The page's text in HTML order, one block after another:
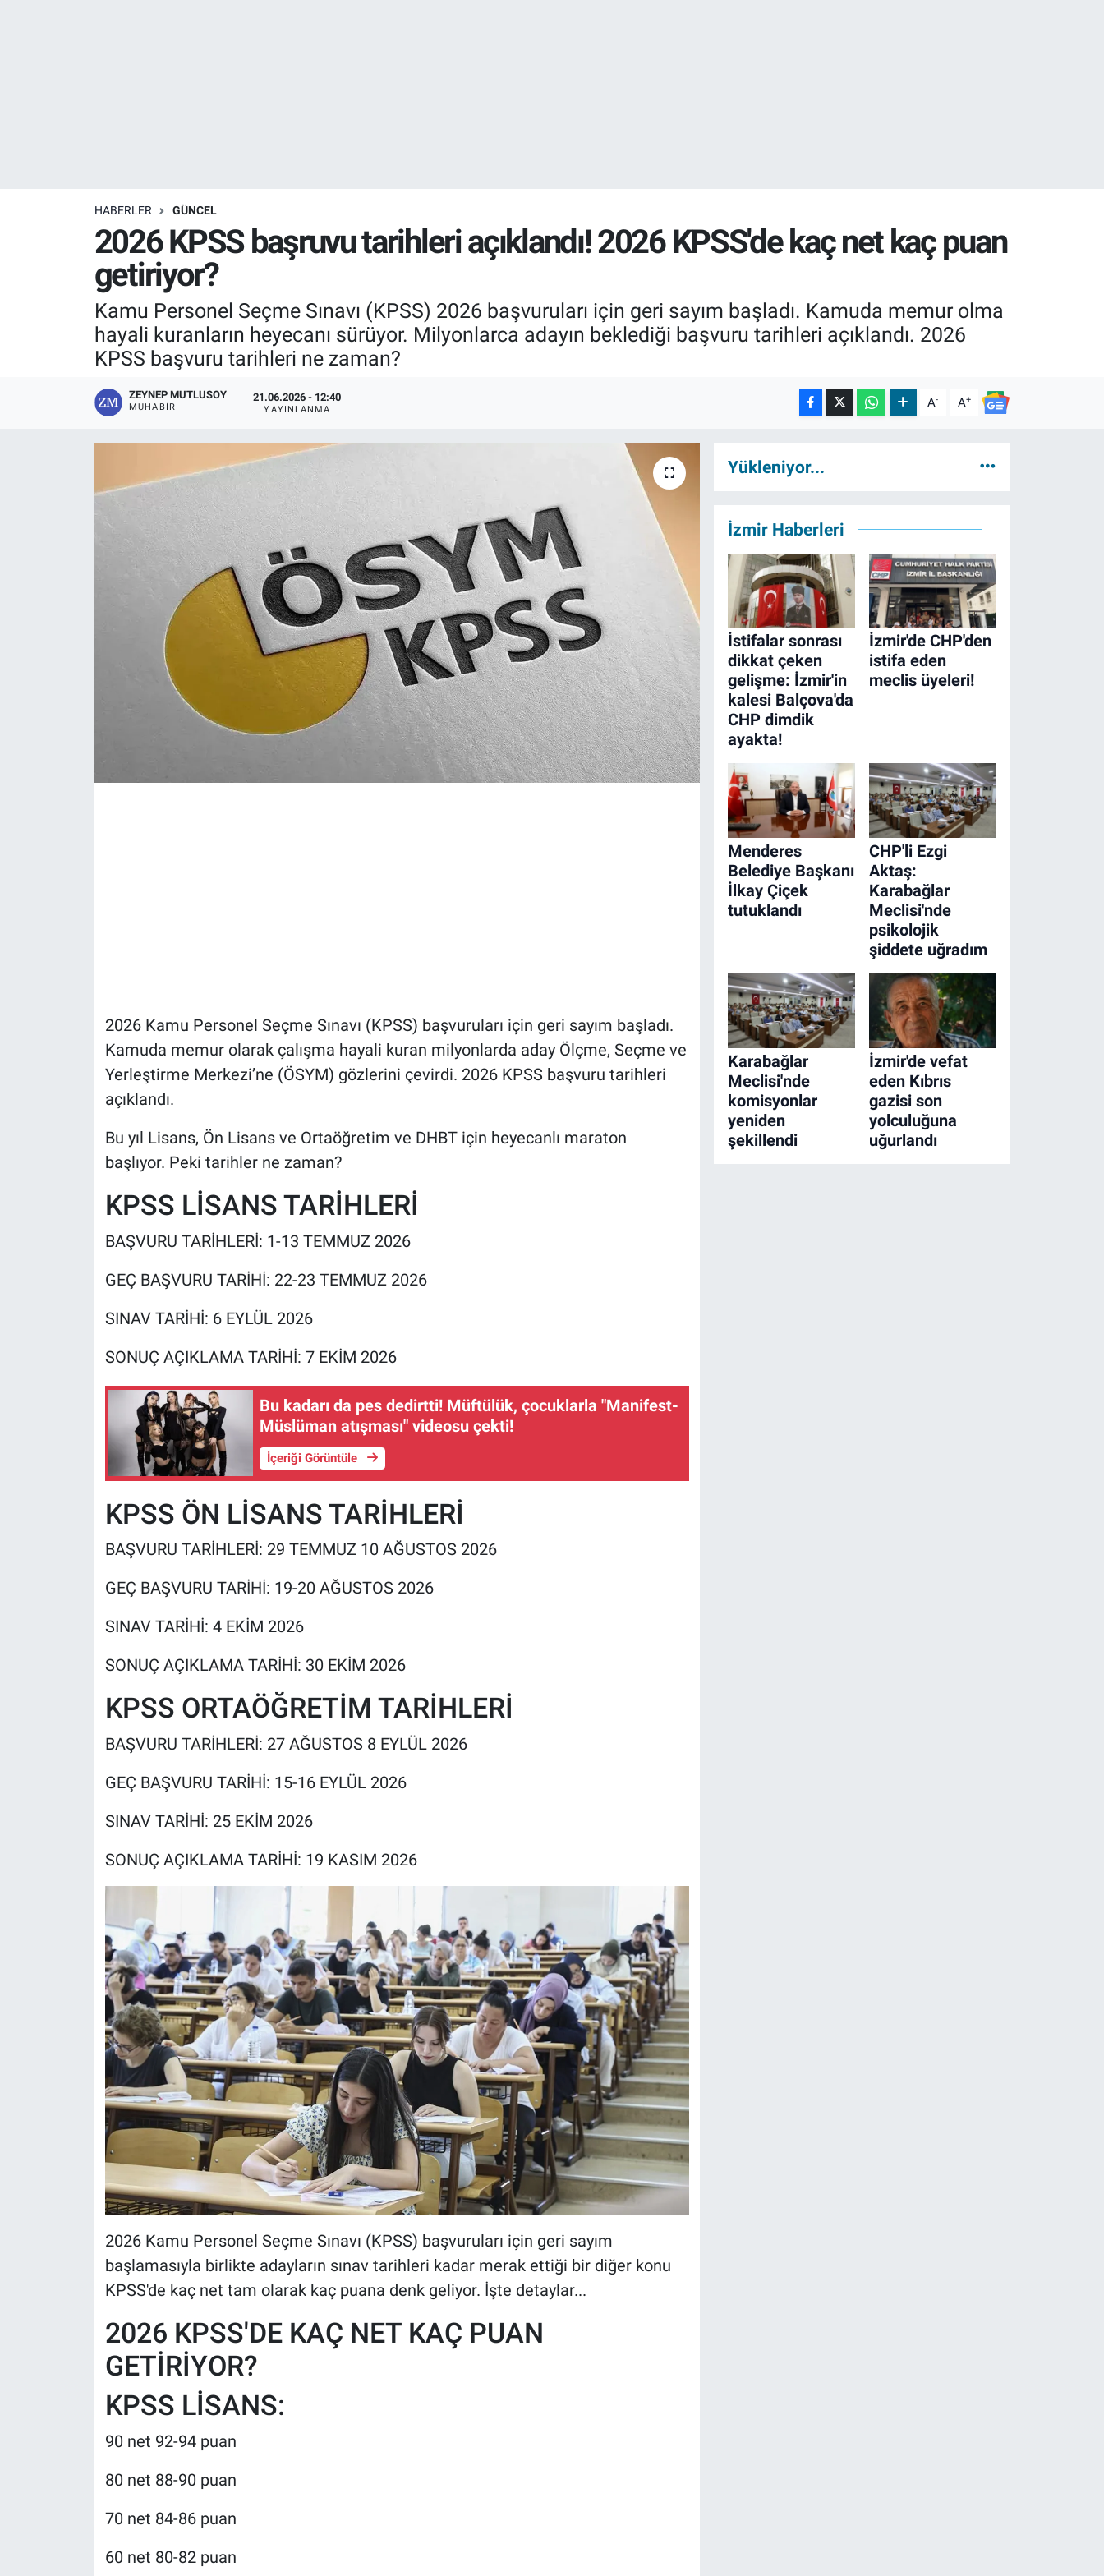
HABERLER GÜNCEL
2026 KPSS başruvu tarihleri açıklandı! 2026 KPSS'de kaç net kaç puan
getiriyor?
Kamu Personel Seçme Sınavı (KPSS) 2026 başvuruları için geri sayım başladı. Kamuda memur olma
hayali kuranların heyecanı sürüyor. Milyonlarca adayın beklediği başvuru tarihleri açıklandı. 2026
KPSS başvuru tarihleri ne zaman?
ZEYNEP MUTLUSOY
MUHABIR
21.06.2026 - 12:40
YAYINLANMA A- A+
2026 Kamu Personel Seçme Sınavı (KPSS) başvuruları için geri sayım başladı.
Kamuda memur olarak çalışma hayali kuran milyonlarda aday Ölçme, Seçme ve
Yerleştirme Merkezi’ne (ÖSYM) gözlerini çevirdi. 2026 KPSS başvuru tarihleri
açıklandı.
Bu yıl Lisans, Ön Lisans ve Ortaöğretim ve DHBT için heyecanlı maraton
başlıyor. Peki tarihler ne zaman?
KPSS LİSANS TARİHLERİ
BAŞVURU TARİHLERİ: 1-13 TEMMUZ 2026
GEÇ BAŞVURU TARİHİ: 22-23 TEMMUZ 2026
SINAV TARİHİ: 6 EYLÜL 2026
SONUÇ AÇIKLAMA TARİHİ: 7 EKİM 2026
Bu kadarı da pes dedirtti! Müftülük, çocuklarla "Manifest-
Müslüman atışması" videosu çekti!
İçeriği Görüntüle
KPSS ÖN LİSANS TARİHLERİ
BAŞVURU TARİHLERİ: 29 TEMMUZ 10 AĞUSTOS 2026
GEÇ BAŞVURU TARİHİ: 19-20 AĞUSTOS 2026
SINAV TARİHİ: 4 EKİM 2026
SONUÇ AÇIKLAMA TARİHİ: 30 EKİM 2026
KPSS ORTAÖĞRETİM TARİHLERİ
BAŞVURU TARİHLERİ: 27 AĞUSTOS 8 EYLÜL 2026
GEÇ BAŞVURU TARİHİ: 15-16 EYLÜL 2026
SINAV TARİHİ: 25 EKİM 2026
SONUÇ AÇIKLAMA TARİHİ: 19 KASIM 2026
2026 Kamu Personel Seçme Sınavı (KPSS) başvuruları için geri sayım
başlamasıyla birlikte adayların sınav tarihleri kadar merak ettiği bir diğer konu
KPSS'de kaç net tam olarak kaç puana denk geliyor. İşte detaylar...
2026 KPSS'DE KAÇ NET KAÇ PUAN
GETİRİYOR?
KPSS LİSANS:
90 net 92-94 puan
80 net 88-90 puan
70 net 84-86 puan
60 net 80-82 puan
Yükleniyor...
İzmir Haberleri
İstifalar sonrası
dikkat çeken
gelişme: İzmir'in
kalesi Balçova'da
CHP dimdik
ayakta!
İzmir'de CHP'den
istifa eden
meclis üyeleri!
Menderes
Belediye Başkanı
İlkay Çiçek
tutuklandı
CHP'li Ezgi
Aktaş:
Karabağlar
Meclisi'nde
psikolojik
şiddete uğradım
Karabağlar
Meclisi'nde
komisyonlar
yeniden
şekillendi
İzmir'de vefat
eden Kıbrıs
gazisi son
yolculuğuna
uğurlandı